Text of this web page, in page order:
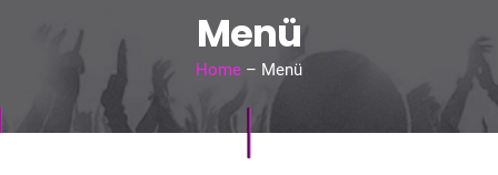
Menü
Home – Menü